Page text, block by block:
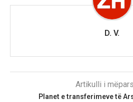
D. V.
Artikulli i
Planet e transferimeve të